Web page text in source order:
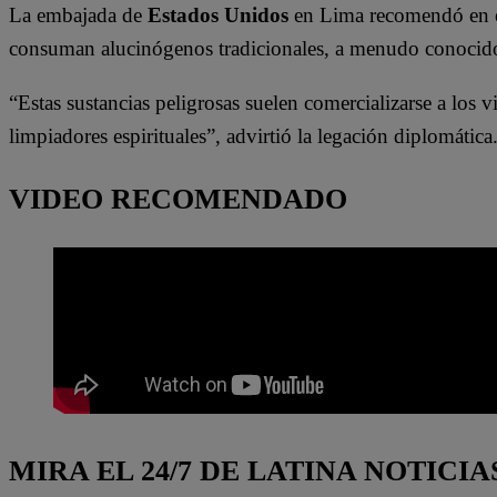
La embajada de Estados Unidos en Lima recomendó en
consuman alucinógenos tradicionales, a menudo
“Estas sustancias peligrosas suelen comercializarse a los
limpiadores espirituales”, advirtió la legación diplomática.
VIDEO RECOMENDADO
MIRA EL 24/7 DE LATINA